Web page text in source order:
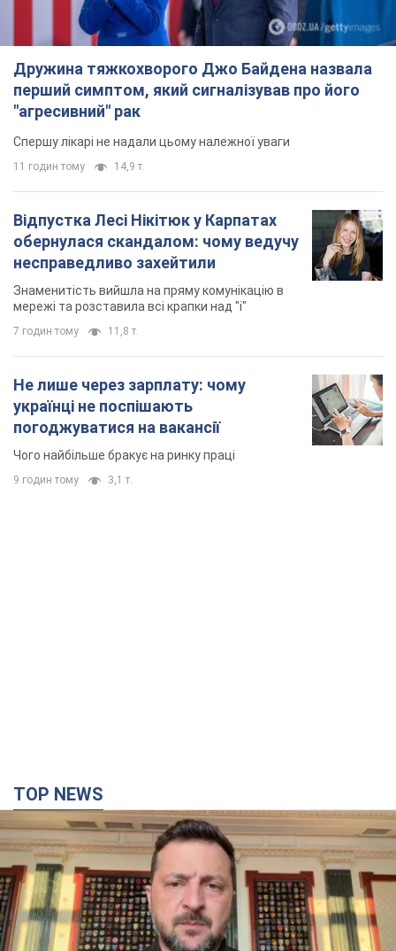
обернулася скандалом: чому ведучу
несправедливо захейтили
Знаменитість вийшла на пряму комунікацію в
мережі та розставила всі крапки над "і"
7 годин тому
Не лише через зарплату: чому
українці не поспішають
погоджуватися на вакансії
Чого найбільше бракує на ринку праці
9 годин тому 3,1 т.
"Захист нашого життя": Зеленський про
антибалістику FREYJA, санкції проти Росії й
підтримку аграріїв. Відео
Європейські партнери долучаються до спільного проєкту
4 години тому 49,8 т.
"Балістика вбиває людей": Сікорський закликав